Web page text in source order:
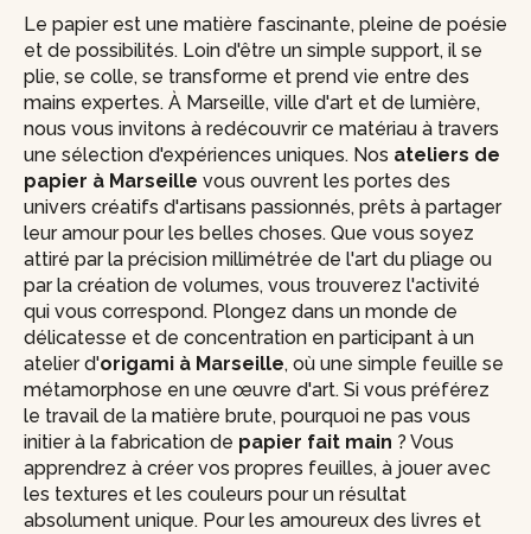
Le papier est une matière fascinante, pleine de poésie
et de possibilités. Loin d'être un simple support, il se
plie, se colle, se transforme et prend vie entre des
mains expertes. À Marseille, ville d'art et de lumière,
nous vous invitons à redécouvrir ce matériau à travers
une sélection d'expériences uniques. Nos ateliers de
papier à Marseille vous ouvrent les portes des
univers créatifs d'artisans passionnés, prêts à partager
leur amour pour les belles choses. Que vous soyez
attiré par la précision millimétrée de l'art du pliage ou
par la création de volumes, vous trouverez l'activité
qui vous correspond. Plongez dans un monde de
délicatesse et de concentration en participant à un
atelier d'origami à Marseille, où une simple feuille se
métamorphose en une œuvre d'art. Si vous préférez
le travail de la matière brute, pourquoi ne pas vous
initier à la fabrication de papier fait main ? Vous
apprendrez à créer vos propres feuilles, à jouer avec
les textures et les couleurs pour un résultat
absolument unique. Pour les amoureux des livres et